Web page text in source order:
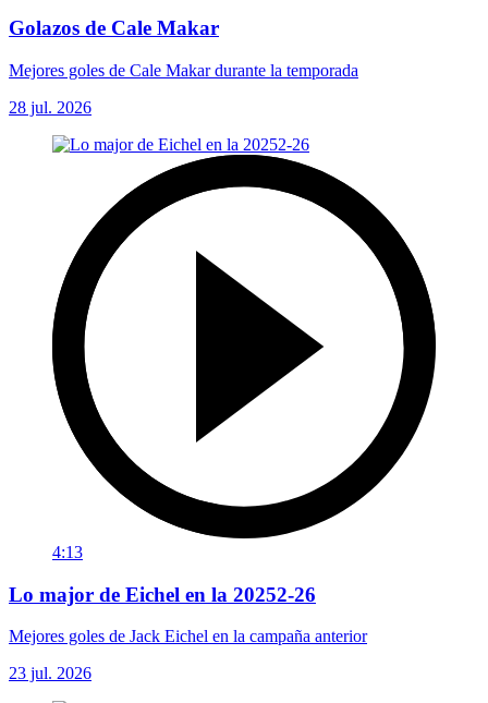
Golazos de Cale Makar
Mejores goles de Cale Makar durante la temporada
28 jul. 2026
4:13
Lo major de Eichel en la 20252-26
Mejores goles de Jack Eichel en la campaña anterior
23 jul. 2026